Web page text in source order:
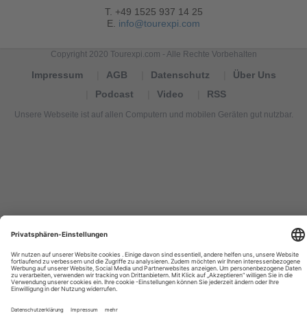
T. +49 1525 937 14 25
E. info@tourexpi.com
Copyright 2020 Tourexpi.com - Alle Rechte Vorbehalten
Impressum AGB Datenschutz
Über Uns
Podcast
Video RSS
Unsere Webseite ist auf allen Computern und mobilen Geräten gut nutzbar.
turismo,
Tourismus
Nachrichten,
новости
туризма,
travel